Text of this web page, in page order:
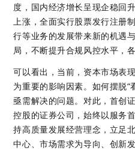
度，国内经济增长呈现企稳回
上涨，全面实行股票发行注册
行等业务的发展带来新的机遇
局，不断提升合规风控水平，
可以看出，当前，资本市场表
为重要的影响因素。如何摆脱
亟需解决的问题。对此，首创
控股的证券公司，始终以服务
持高质量发展经营理念，立足
中心、市场需求为导向、创新